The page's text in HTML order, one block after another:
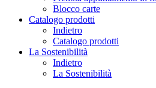
Blocco carte
Catalogo prodotti
Indietro
Catalogo prodotti
La Sostenibilità
Indietro
La Sostenibilità